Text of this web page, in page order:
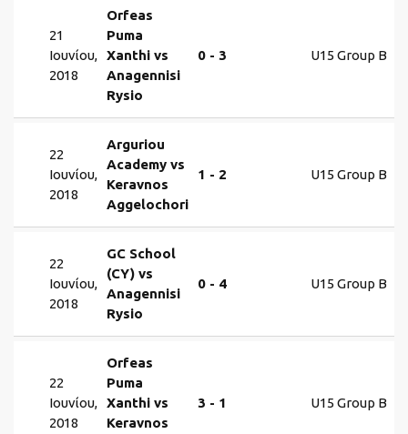
21
Ιουνίου,
2018
Orfeas
Puma
Xanthi vs
Anagennisi
Rysio
0 - 3 U15 Group B
22
Ιουνίου,
2018
Arguriou
Academy vs
Keravnos
Aggelochori
1 - 2 U15 Group B
22
Ιουνίου,
2018
GC School
(CY) vs
Anagennisi
Rysio
0 - 4 U15 Group B
22
Ιουνίου,
2018
Orfeas
Puma
Xanthi vs
Keravnos
3 - 1 U15 Group B